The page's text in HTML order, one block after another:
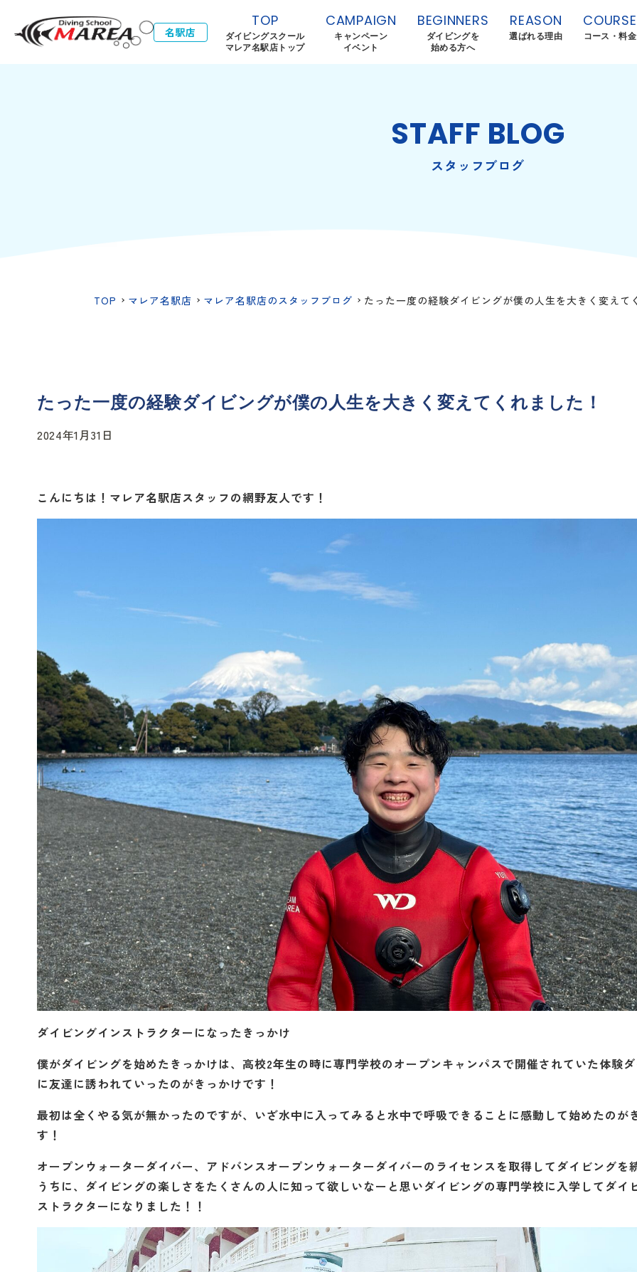
名駅店
TOP
ダイビングスクール
マレア名駅店トップ
CAMPAIGN
キャンペーン
イベント
BEGINNERS
ダイビングを
始める方へ
REASON
選ばれる理由
COURSE
コース・料金
STAFF BLOG
スタッフブログ
TOP マレア名駅店 マレア名駅店のスタッフブログ たった一度の経験ダイビングが僕の人生を大きく変えて
たった一度の経験ダイビングが僕の人生を大きく変えてくれました！
2024年1月31日
こんにちは！マレア名駅店スタッフの網野友人です！
ダイビングインストラクターになったきっかけ
僕がダイビングを始めたきっかけは、高校2年生の時に専門学校のオープンキャンパスで開催されていた体験
に友達に誘われていったのがきっかけです！
最初は全くやる気が無かったのですが、いざ水中に入ってみると水中で呼吸できることに感動して始めたのが
す！
オープンウォーターダイバー、アドバンスオープンウォーターダイバーのライセンスを取得してダイビングを
うちに、ダイビングの楽しさをたくさんの人に知って欲しいなーと思いダイビングの専門学校に入学してダイ
ストラクターになりました！！